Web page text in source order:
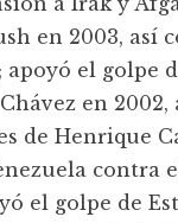
en 2003, así
apoyó el golpe
en 2002,
de Henrique
contra
el golpe de